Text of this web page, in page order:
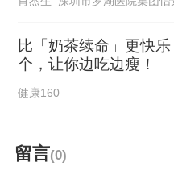
比「奶茶续命」更快
个，让你边吃边瘦！
健康160
留言(0)